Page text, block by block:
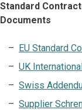
Standard
Documents
EU Standard
UK
Swiss
Supplier